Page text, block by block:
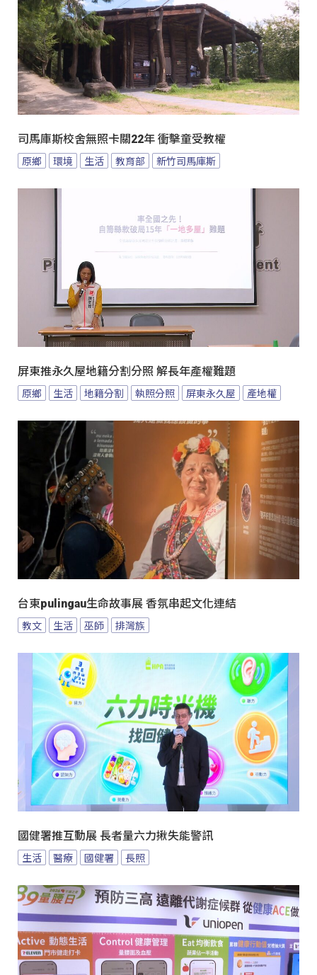
司馬庫斯校舍無照卡關22年 衝擊童受教權
原鄉 環境 生活 教育部 新竹司馬庫斯
屏東推永久屋地籍分割分照 解長年產權難題
原鄉 生活 地籍分割 執照分照 屏東永久屋 產地權
台東pulingau生命故事展 香氛串起文化連結
教文 生活 巫師 排灣族
國健署推互動展 長者量六力揪失能警訊
生活 醫療 國健署 長照